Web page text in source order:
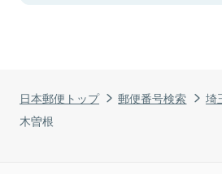
日本郵便トップ 郵便番号検索 埼
木曽根